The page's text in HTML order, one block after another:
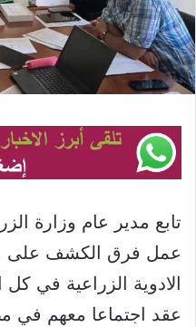
تابع مدير عام وزارة
عمل فرق الكشف على
الادوية الزراعية في كل
عقد اجتماعا معهم في